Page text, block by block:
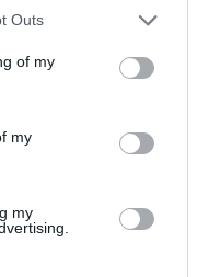
Outs
of my
my
my
περιλαμβάνει:
κινητικό έλεγχο.
Με εργονομικές λαβές
της να εξάγεται σε
παραμένει
με ειδικές
προσφέροντας
ηλικίας ή